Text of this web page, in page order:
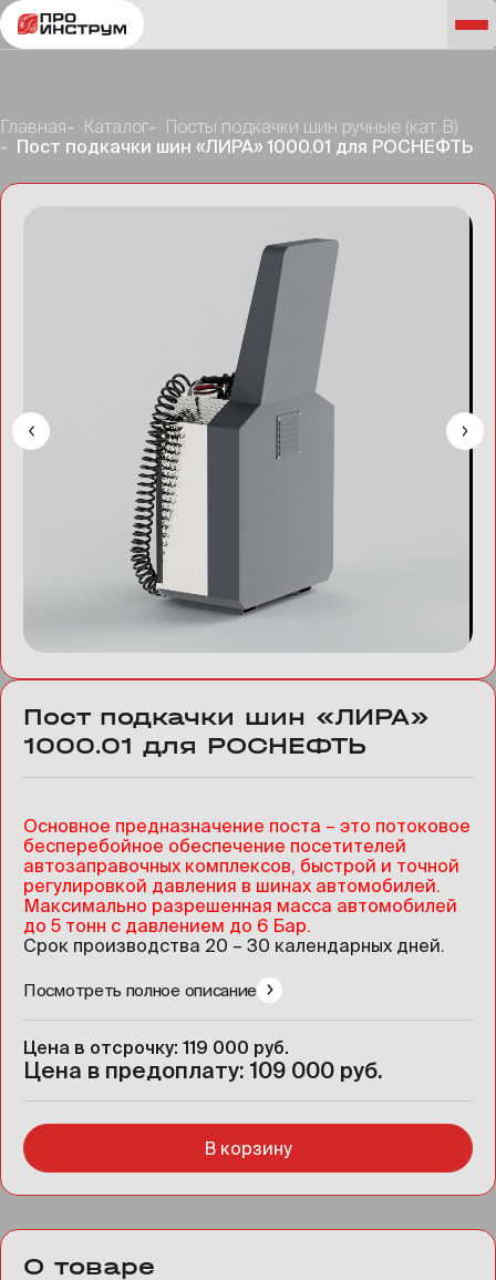
Главная Каталог
Посты подкачки шин ручные (кат. B)
Пост подкачки шин «ЛИРА» 1000.01 для РОСНЕФТЬ
Пост подкачки шин «ЛИРА»
1000.01 для РОСНЕФТЬ
Основное предназначение поста – это потоковое
бесперебойное обеспечение посетителей
автозаправочных комплексов, быстрой и точной
регулировкой давления в шинах автомобилей.
Максимально разрешенная масса автомобилей
до 5 тонн с давлением до 6 Бар.
Срок производства 20 – 30 календарных дней.
Посмотреть полное описание
Цена в отсрочку: 119 000 руб.
Цена в предоплату: 109 000 руб.
В корзину
О товаре